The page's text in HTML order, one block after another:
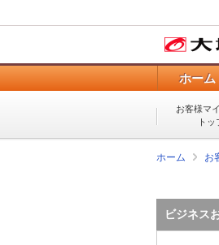
ホーム
お客様マ
トッ
ホーム お
ビジネス